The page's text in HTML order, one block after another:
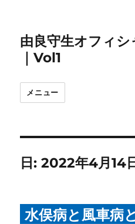
由良守生オフィ
｜Vol1
メニュー
日:2022年4月14
水俣病と風車病と